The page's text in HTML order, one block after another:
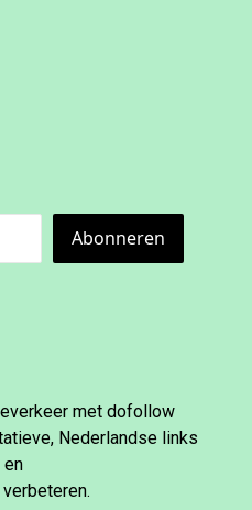
Abonneren
met dofollow
Nederlandse links
en